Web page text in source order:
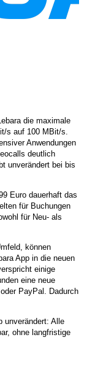
die maximale
s auf 100 MBit/s.
Anwendungen
deutlich
unverändert bei bis
Euro dauerhaft das
für Buchungen
für Neu- als
können
App in die neuen
einige
eine neue
PayPal. Dadurch
unverändert: Alle
ohne langfristige